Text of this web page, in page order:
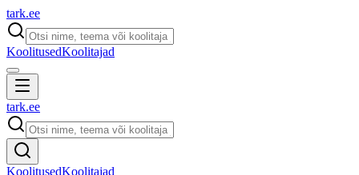
tark.ee
KoolitusedKoolitajad
tark.ee
KoolitusedKoolitajad